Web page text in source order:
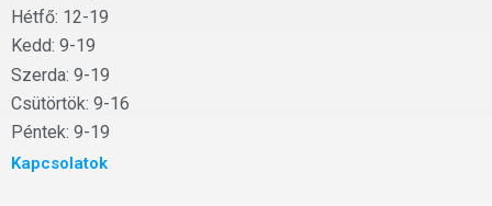
Hétfő: 12-19
Kedd: 9-19
Szerda: 9-19
Csütörtök: 9-16
Péntek: 9-19
Kapcsolatok